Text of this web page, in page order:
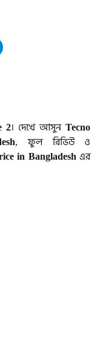
2। দেখে আসুন Tecno
, ফুল রিভিউ ও
in Bangladesh এর